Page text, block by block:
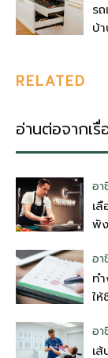
ร
บ้
RELATED
อ่านต่อจากเรื่
อา
เ
พั
อา
ท
ใ
อา
เ